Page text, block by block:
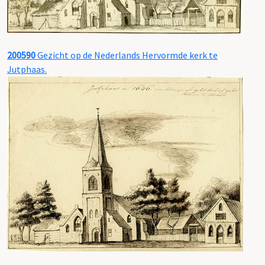
200590Gezicht op de Nederlands Hervormde kerk te
Jutphaas.